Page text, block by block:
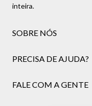
inteira.
SOBRE NÓS
PRECISA DE AJUDA?
FALE COM A GENTE